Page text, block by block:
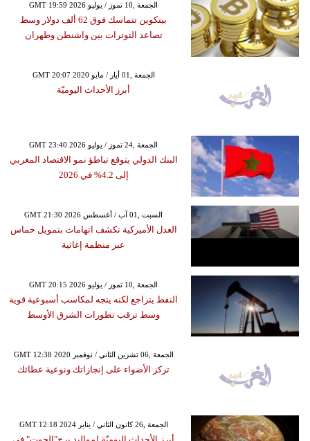
GMT 19:59 2026 الجمعة ,10 تموز / يوليو
بيتكوين تتماسك فوق 62 ألف دولار وسط
تصاعد التوترات بين واشنطن وطهران
GMT 20:07 2020 الجمعة ,01 أيار / مايو
أبرز الأحداث اليوميّة
GMT 23:40 2026 الجمعة ,24 تموز / يوليو
البنك الدولي يتوقع تباطؤ نمو الاقتصاد المغربي
إلى 4.2% في 2026
GMT 21:30 2026 السبت ,01 آب / أغسطس
العدل الأميركية تكشف اتهامات بتمويل حماس
عبر منظمة إغاثية
GMT 20:15 2026 الجمعة ,10 تموز / يوليو
النفط يتراجع لكنه يتجه لمكاسب أسبوعية قوية
وسط ترقب تطورات الشرق الأوسط
GMT 12:38 2020 الجمعة ,06 تشرين الثاني / نوفمبر
تركز الأضواء على إنجازاتك ونوعية عطائك
GMT 12:18 2024 الجمعة ,26 كانون الثاني / يناير